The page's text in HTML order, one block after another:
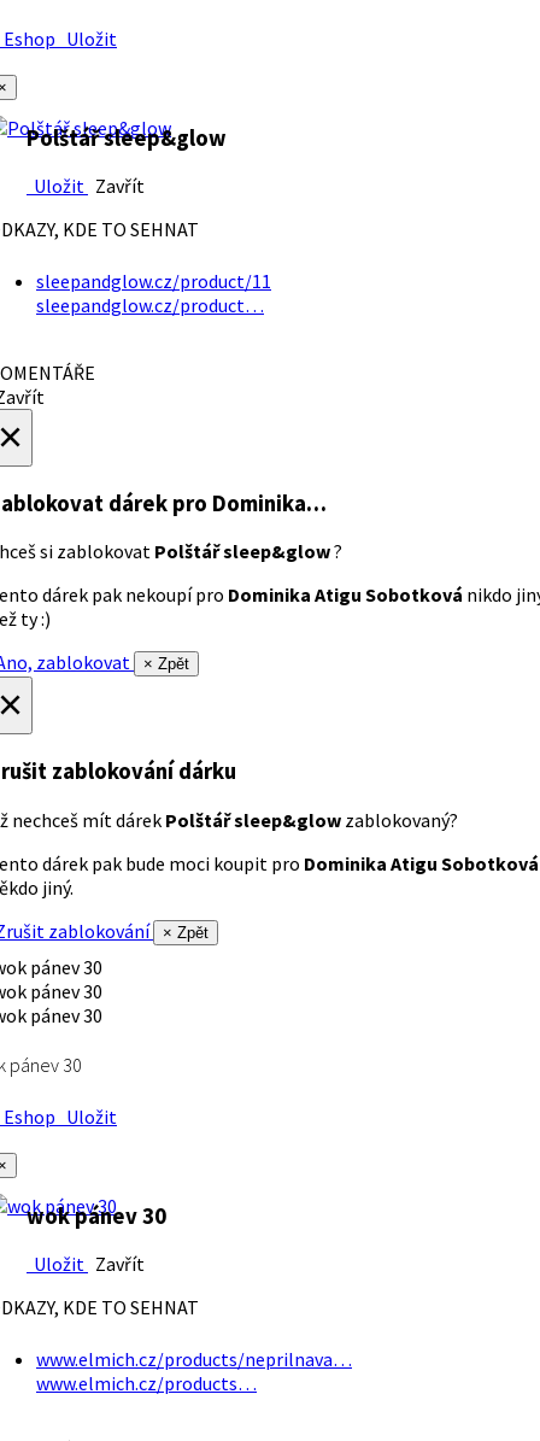
Uložit
Polštář sleep&glow
Uložit Zavřít
KDE TO SEHNAT
sleepandglow.cz/product/11
sleepandglow.cz/product…
dárek pro Dominika…
si zablokovat Polštář sleep&glow?
dárek pak nekoupí pro Dominika Atigu Sobotková nikdo
ty :)
zablokovat
× Zpět
zablokování dárku
nechceš mít dárek Polštář sleep&glow zablokovaný?
dárek pak bude moci koupit pro Dominika Atigu Sobotková
jiný.
zablokování
× Zpět
pánev 30
Uložit
wok pánev 30
Uložit Zavřít
KDE TO SEHNAT
www.elmich.cz/products/neprilnava…
www.elmich.cz/products…